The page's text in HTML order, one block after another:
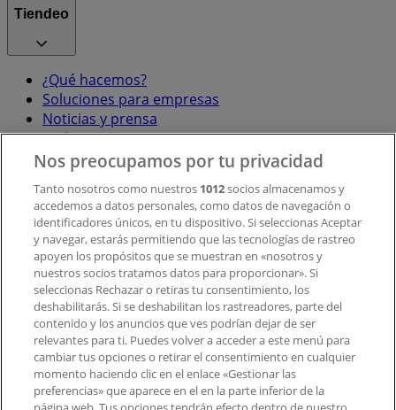
Tiendeo
¿Qué hacemos?
Soluciones para empresas
Noticias y prensa
Trabaja con nosotros
Contacto
Contacto comercial y de marketing
Tienda mal colocada en el mapa
Notificar un folleto
¿Encontraste un problema en la web o en la
aplicación?
Índices
Nos preocupamos por tu privacidad
Tanto nosotros como nuestros 1012socios almacenamos y
accedemos a datos personales, como datos de navegación o
identificadores únicos, en tu dispositivo. Si seleccionas Aceptar
y navegar, estarás permitiendo que las tecnologías de rastreo
apoyen los propósitos que se muestran en «nosotros y
nuestros socios tratamos datos para proporcionar». Si
seleccionas Rechazar o retiras tu consentimiento, los
deshabilitarás. Si se deshabilitan los rastreadores, parte del
contenido y los anuncios que ves podrían dejar de ser
relevantes para ti. Puedes volver a acceder a este menú para
cambiar tus opciones o retirar el consentimiento en cualquier
momento haciendo clic en el enlace «Gestionar las
preferencias» que aparece en el en la parte inferior de la